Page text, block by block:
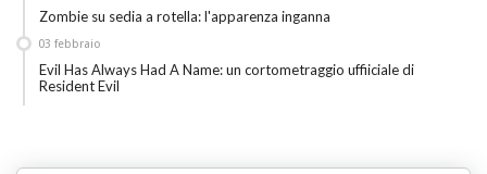
Zombie su sedia a rotella: l'apparenza inganna
Evil Has Always Had A Name: un cortometraggio uffiiciale di
Resident Evil
03 febbraio